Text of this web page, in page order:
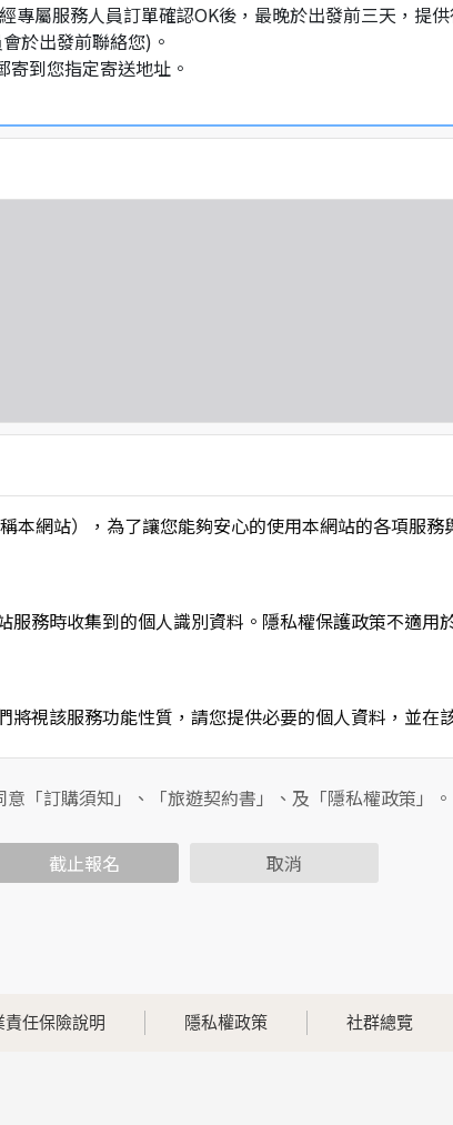
屬服務人員訂單確認OK後，最晚於出發前三天，提
於出發前聯絡您)。
到您指定寄送地址。
本網站），為了讓您能夠安心的使用本網站的各項服
務時收集到的個人識別資料。隱私權保護政策不適用
視該服務功能性質，請您提供必要的個人資料，並在
留您所提供的姓名、電子郵件地址、聯絡方式及使用
連線設備的IP位址、使用時間、使用的瀏覽器、瀏覽及
計與分析，分析結果之統計數據或說明文字呈現，除供
意「訂購須知」、「旅遊契約書」、及「隱私權政策」。
截止報名 取消
責任保險說明 隱私權政策 社群總覽